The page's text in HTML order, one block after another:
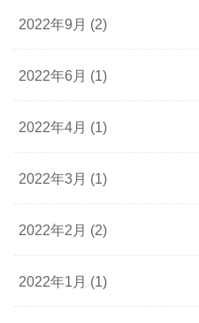
2022年9月 (2)
2022年6月 (1)
2022年4月 (1)
2022年3月 (1)
2022年2月 (2)
2022年1月 (1)